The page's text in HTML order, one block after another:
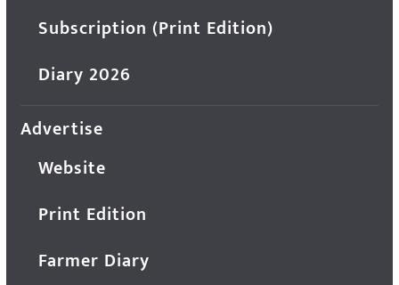
Subscription (Print Edition)
Diary 2026
Advertise
Website
Print Edition
Farmer Diary